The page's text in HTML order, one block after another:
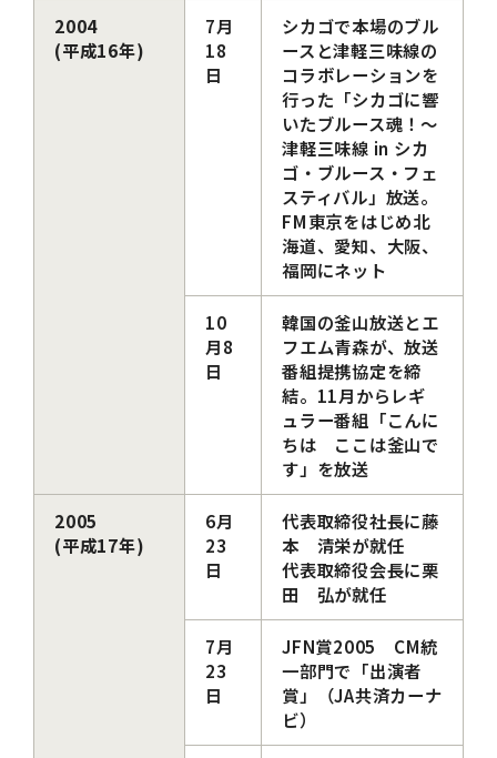
2004
(平成16年)
7月
18
日
シカゴで本場のブル
ースと津軽三味線の
コラボレーションを
行った「シカゴに響
いたブルース魂！～
津軽三味線 in シカ
ゴ・ブルース・フェ
スティバル」放送。
FM東京をはじめ北
海道、愛知、大阪、
福岡にネット
10
月8
日
韓国の釜山放送とエ
フエム青森が、放送
番組提携協定を締
結。11月からレギ
ュラー番組「こんに
ちは ここは釜山で
す」を放送
2005
(平成17年)
6月
23
日
代表取締役社長に藤
本 清栄が就任
代表取締役会長に栗
田 弘が就任
7月
23
日
JFN賞2005 CM統
一部門で「出演者
賞」（JA共済カーナ
ビ）